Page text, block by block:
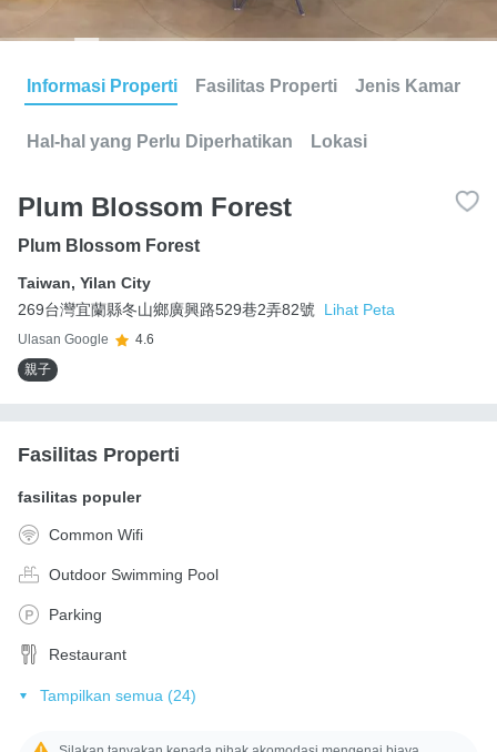
Informasi Properti Fasilitas Properti Jenis Kamar
Hal-hal yang Perlu Diperhatikan Lokasi
Plum Blossom Forest
Plum Blossom Forest
Taiwan, Yilan City
269台灣宜蘭縣冬山鄉廣興路529巷2弄82號
Lihat Peta
Ulasan Google
4.6
親子
Fasilitas Properti
fasilitas populer
Common Wifi
Outdoor Swimming Pool
Parking
Restaurant
Tampilkan semua (24)